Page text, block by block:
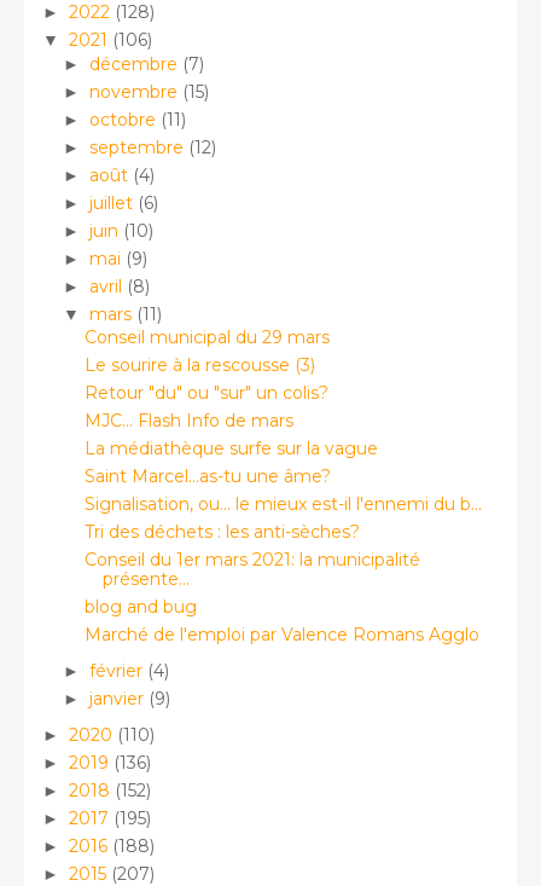
► 2022 (128)
▼ 2021 (106)
► décembre (7)
► novembre (15)
► octobre (11)
► septembre (12)
► août (4)
► juillet (6)
► juin (10)
► mai (9)
► avril (8)
▼ mars (11)
Conseil municipal du 29 mars
Le sourire à la rescousse (3)
Retour "du" ou "sur" un colis?
MJC... Flash Info de mars
La médiathèque surfe sur la vague
Saint Marcel...as-tu une âme?
Signalisation, ou... le mieux est-il l'ennemi du b...
Tri des déchets : les anti-sèches?
Conseil du 1er mars 2021: la municipalité
présente...
blog and bug
Marché de l'emploi par Valence Romans Agglo
► février (4)
► janvier (9)
► 2020 (110)
► 2019 (136)
► 2018 (152)
► 2017 (195)
► 2016 (188)
► 2015 (207)